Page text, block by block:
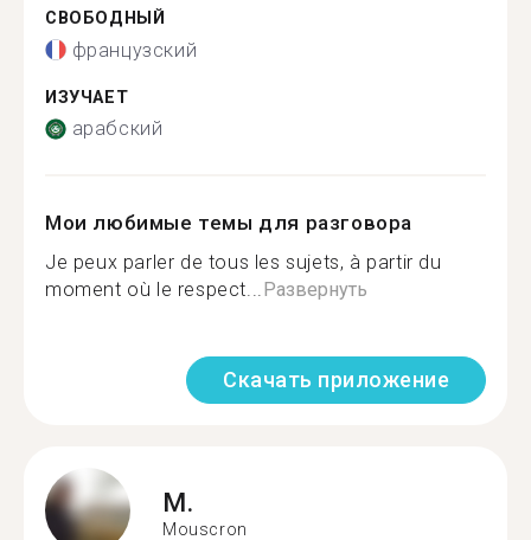
СВОБОДНЫЙ
французский
ИЗУЧАЕТ
арабский
Мои любимые темы для разговора
Je peux parler de tous les sujets, à partir du
moment où le respect...Развернуть
Скачать приложение
M.
Mouscron